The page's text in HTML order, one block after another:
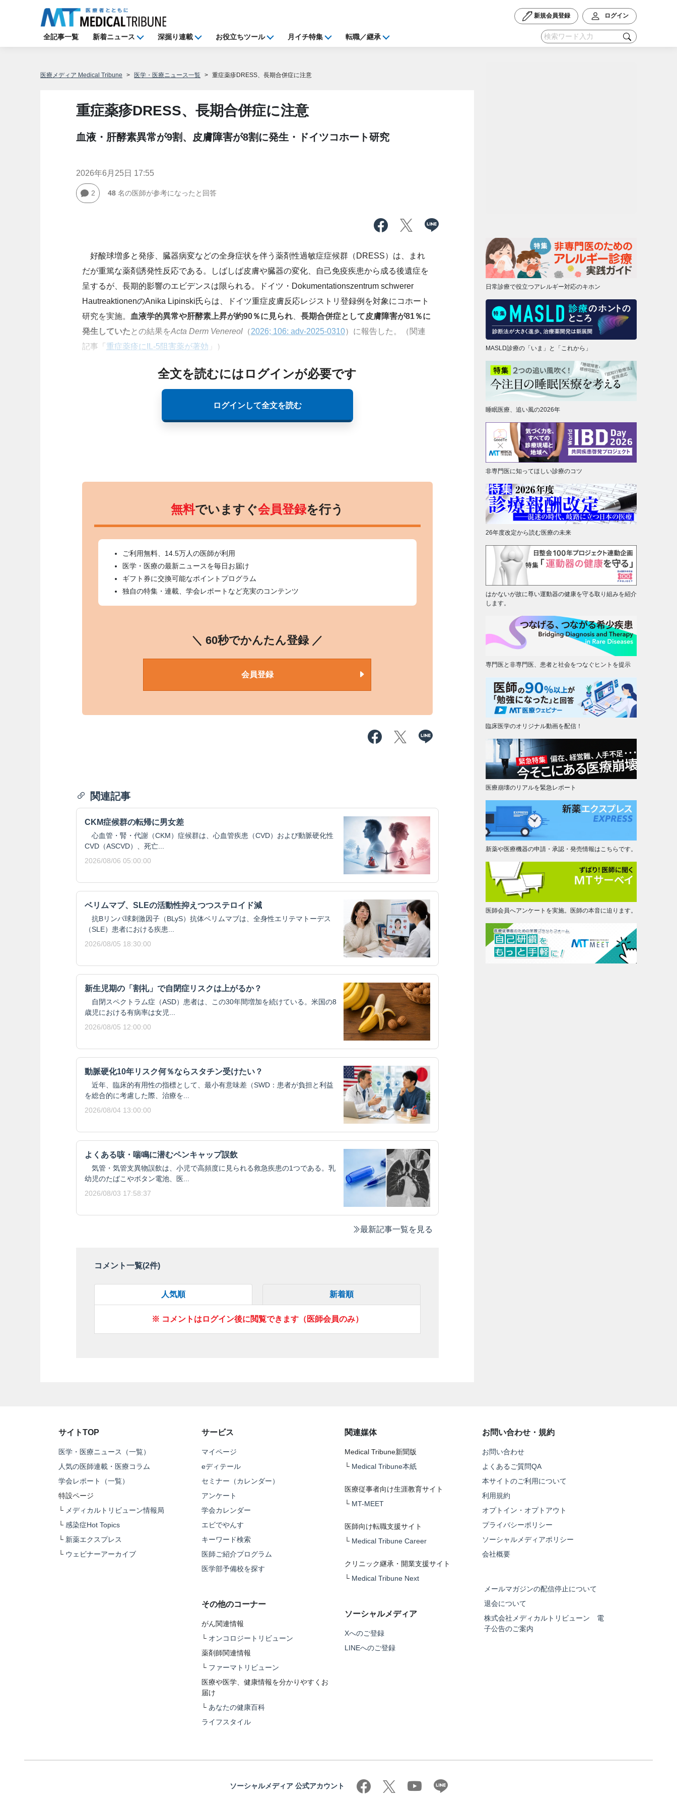
新規会員登録 ログイン
全記事一覧 新着ニュース 深掘り連載 お役立ちツール 月イチ特集 転職／継承
医療メディア Medical Tribune 医学・医療ニュース一覧 重症薬疹DRESS、長期合併症に注意
重症薬疹DRESS、長期合併症に注意
血液・肝酵素異常が9割、皮膚障害が8割に発生・ドイツコホート研究
2026年6月25日 17:55
2 48名の医師が参考になったと回答
好酸球増多と発疹、臓器病変などの全身症状を伴う薬剤性過敏症症候群（DRESS）は、まれ
だが重篤な薬剤誘発性反応である。しばしば皮膚や臓器の変化、自己免疫疾患から成る後遺症を
呈するが、長期的影響のエビデンスは限られる。ドイツ・Dokumentationszentrum schwerer
HautreaktionenのAnika Lipinski氏らは、ドイツ重症皮膚反応レジストリ登録例を対象にコホート
研究を実施。
血液学的異常や肝酵素上昇が約90％に見られ、 長期合併症として皮膚障害が81％に
発生していた との結果をActa Derm Venereol（2026; 106: adv-2025-0310）に報告した。（関連
記事「 重症薬疹にIL-5阻害薬が著効 」）
全文を読むにはログインが必要です
ログインして全文を読む
無料でいますぐ会員登録を行う
ご利用無料、14.5万人の医師が利用
医学・医療の最新ニュースを毎日お届け
ギフト券に交換可能なポイントプログラム
独自の特集・連載、学会レポートなど充実のコンテンツ
＼ 60秒でかんたん登録 ／
会員登録
関連記事
CKM症候群の転帰に男女差
心血管・腎・代謝（CKM）症候群は、心血管疾患（CVD）および動脈硬化性
CVD（ASCVD）、死亡...
2026/08/06 05:00:00
ベリムマブ、SLEの活動性抑えつつステロイド減
抗Bリンパ球刺激因子（BLyS）抗体ベリムマブは、全身性エリテマトーデス
（SLE）患者における疾患...
2026/08/05 18:30:00
新生児期の「割礼」で自閉症リスクは上がるか？
自閉スペクトラム症（ASD）患者は、この30年間増加を続けている。米国の8
歳児における有病率は女児...
2026/08/05 12:00:00
動脈硬化10年リスク何％ならスタチン受けたい？
近年、臨床的有用性の指標として、最小有意味差（SWD：患者が負担と利益
を総合的に考慮した際、治療を...
2026/08/04 13:00:00
よくある咳・喘鳴に潜むペンキャップ誤飲
気管・気管支異物誤飲は、小児で高頻度に見られる救急疾患の1つである。乳
幼児のたばこやボタン電池、医...
2026/08/03 17:58:37
最新記事一覧を見る
コメント一覧(2件)
人気順 新着順
※ コメントはログイン後に閲覧できます（医師会員のみ）
日常診療で役立つアレルギー対応のキホン
MASLD診療の「いま」と「これから」
睡眠医療、追い風の2026年
非専門医に知ってほしい診療のコツ
26年度改定から読む医療の未来
はかないが故に尊い運動器の健康を守る取り組みを紹介
します。
専門医と非専門医、患者と社会をつなぐヒントを提示
臨床医学のオリジナル動画を配信！
医療崩壊のリアルを緊急レポート
新薬や医療機器の申請・承認・発売情報はこちらです。
医師会員へアンケートを実施。医師の本音に迫ります。
サイトTOP
医学・医療ニュース（一覧）
人気の医師連載・医療コラム
学会レポート（一覧）
特設ページ
└ メディカルトリビューン情報局
└ 感染症Hot Topics
└ 新薬エクスプレス
└ ウェビナーアーカイブ
サービス
マイページ
eディテール
セミナー（カレンダー）
アンケート
学会カレンダー
エビでやんす
キーワード検索
医師ご紹介プログラム
医学部予備校を探す
その他のコーナー
がん関連情報
└ オンコロジートリビューン
薬剤師関連情報
└ ファーマトリビューン
医療や医学、健康情報を分かりやすくお
届け
└ あなたの健康百科
ライフスタイル
関連媒体
Medical Tribune新聞版
└ Medical Tribune本紙
医療従事者向け生涯教育サイト
└ MT-MEET
医師向け転職支援サイト
└ Medical Tribune Career
クリニック継承・開業支援サイト
└ Medical Tribune Next
ソーシャルメディア
Xへのご登録
LINEへのご登録
お問い合わせ・規約
お問い合わせ
よくあるご質問QA
本サイトのご利用について
利用規約
オプトイン・オプトアウト
プライバシーポリシー
ソーシャルメディアポリシー
会社概要
メールマガジンの配信停止について
退会について
株式会社メディカルトリビューン 電
子公告のご案内
ソーシャルメディア 公式アカウント